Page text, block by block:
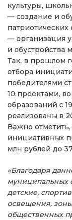
культуры,
— создание и
патриотических
— организация
и обустройства
Так, в прошлом
отбора
победителями
10 проектами,
образований с
реализованы в
Важно
инициативных
млн рублей до
«Благодаря
муниципальных
детские,
освещения, зоны
общественных